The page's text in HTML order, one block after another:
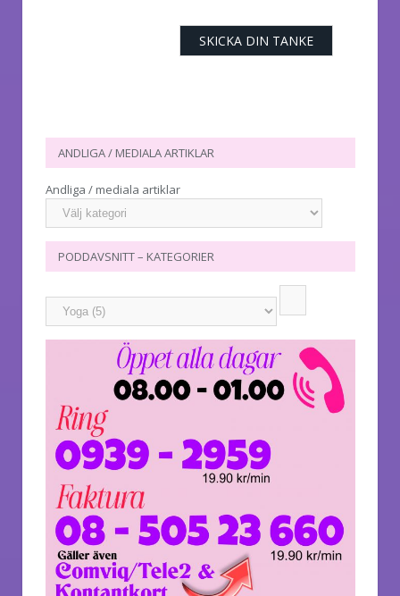
ANDLIGA / MEDIALA ARTIKLAR
Andliga / mediala artiklar
PODDAVSNITT – KATEGORIER